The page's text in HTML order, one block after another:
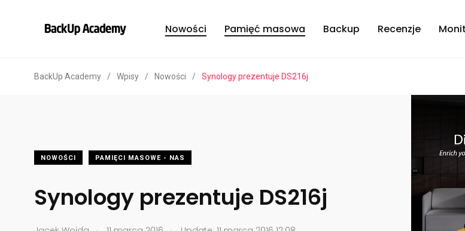
Nowości Pamięć masowa Backup Recenzje
BackUp Academy / Wpisy / Nowości / Synology prezentuje DS216j
NOWOŚCI PAMIĘCI MASOWE - NAS
Synology prezentuje DS216j
. .